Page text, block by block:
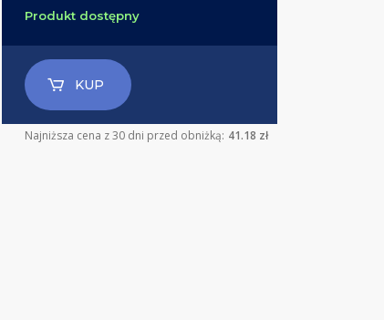
Produkt dostępny
KUP
Najniższa cena z 30 dni przed obniżką: 41.18 zł